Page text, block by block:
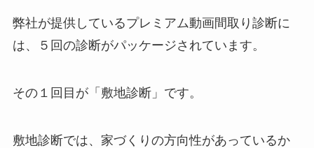
弊社が提供しているプレミアム動画間取り診断に
は、５回の診断がパッケージされています。
その１回目が「敷地診断」です。
敷地診断では、家づくりの方向性があっているか